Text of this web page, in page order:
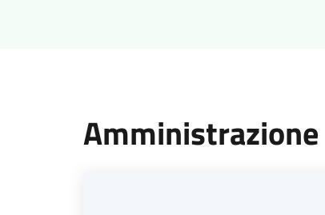
Amministrazione